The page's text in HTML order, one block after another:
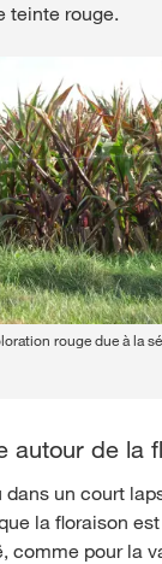
teinte rouge.
rouge due à la
autour de la
dans un court
la floraison
comme pour la